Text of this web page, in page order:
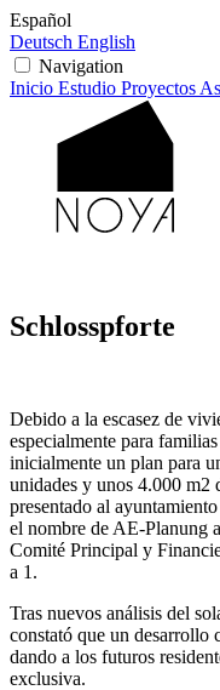
Español
Deutsch English
Navigation
Inicio Estudio Proyectos
Schlosspforte
Debido a la escasez de
especialmente para
inicialmente un plan para
unidades y unos 4.000 m2
presentado al
el nombre de AE-Planung
Comité Principal y
a 1.
Tras nuevos análisis del
constató que un desarrollo
dando a los futuros
exclusiva.